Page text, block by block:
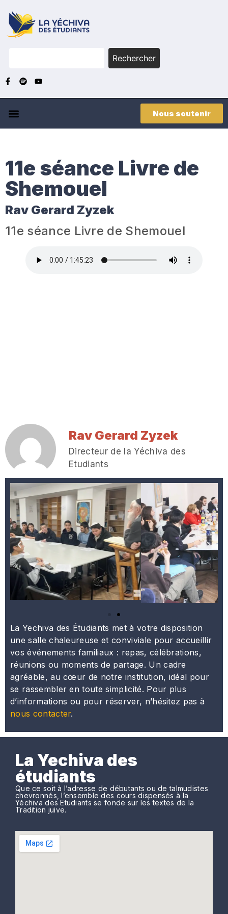
Rechercher
Nous soutenir
11e séance Livre de
Shemouel
Rav Gerard Zyzek
11e séance Livre de Shemouel
Rav Gerard Zyzek
Directeur de la Yéchiva des
Etudiants
La Yechiva des Étudiants met à votre disposition
une salle chaleureuse et conviviale pour accueillir
vos événements familiaux : repas, célébrations,
réunions ou moments de partage. Un cadre
agréable, au cœur de notre institution, idéal pour
se rassembler en toute simplicité. Pour plus
d’informations ou pour réserver, n’hésitez pas à
nous contacter.
La Yechiva des
étudiants
Que ce soit à l’adresse de débutants ou de talmudistes
chevronnés, l’ensemble des cours dispensés à la
Yéchiva des Etudiants se fonde sur les textes de la
Tradition juive.